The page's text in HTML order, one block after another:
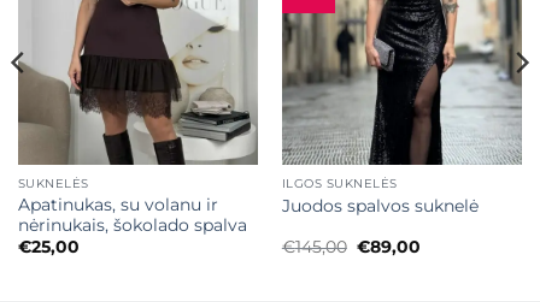
SUKNELĖS
Apatinukas, su volanu ir
nėrinukais, šokolado spalva
€25,00
ILGOS SUKNELĖS
Juodos spalvos suknelė
€145,00 Original
price
€89,00Current